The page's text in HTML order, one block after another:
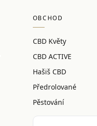
OBCHOD
CBD Květy
CBD ACTIVE
Hašiš CBD
Předrolované
Pěstování